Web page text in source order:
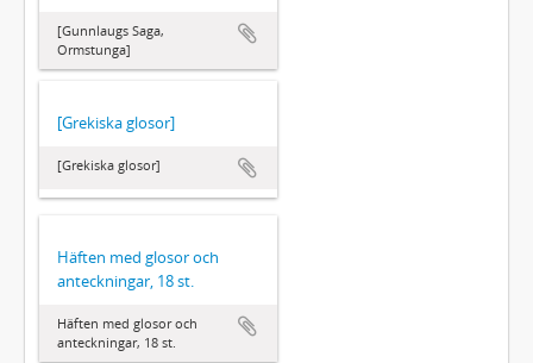
[Gunnlaugs Saga,
Ormstunga]
[Grekiska glosor]
[Grekiska glosor]
Häften med glosor och
anteckningar, 18 st.
Häften med glosor och
anteckningar, 18 st.